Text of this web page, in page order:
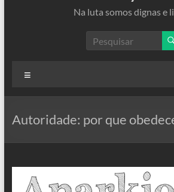
Na luta somos dignas e
Autoridade: por que